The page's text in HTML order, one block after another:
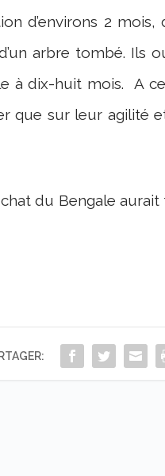
d’environs 2
arbre tombé. Ils
à dix-huit mois. A
que sur leur agilité
du Bengale